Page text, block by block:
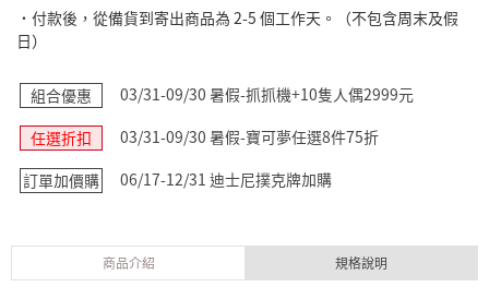
˙付款後，從備貨到寄出商品為 2-5 個工作天。（不包含周末及假
日）
組合優惠
03/31-09/30 暑假-抓抓機+10隻人偶2999元
任選折扣
03/31-09/30 暑假-寶可夢任選8件75折
訂單加價購
06/17-12/31 迪士尼撲克牌加購
商品介紹 規格說明